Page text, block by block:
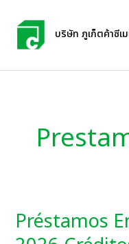
content
บริษัท ภูเก็ตค้าซีเ
Préstamos
Préstamos
En